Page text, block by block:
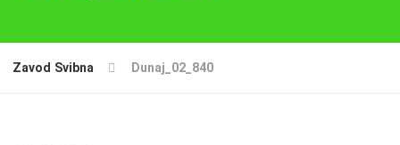
Zavod Svibna Dunaj_02_840